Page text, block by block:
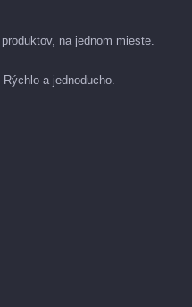
na jednom mieste.
a jednoducho.